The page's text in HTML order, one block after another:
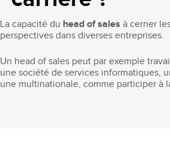
La capacité du head of sales à cerner
perspectives dans diverses entreprises.
Un head of sales peut par exemple
une société de services informatiques,
une multinationale, comme participer à